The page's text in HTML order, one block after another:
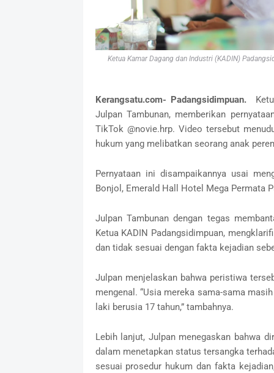
Ketua Kamar Dagang dan Industri (KADIN)
Kerangsatu.com- Padangsidimpuan.
Julpan Tambunan, memberikan
TikTok @novie.hrp. Video tersebut
hukum yang melibatkan seorang anak
Pernyataan ini disampaikannya usai
Bonjol, Emerald Hall Hotel Mega Permata
Julpan Tambunan dengan tegas
Ketua KADIN Padangsidimpuan,
dan tidak sesuai dengan fakta kejadian
Julpan menjelaskan bahwa peristiwa
mengenal. “Usia mereka sama-sama
laki berusia 17 tahun,” tambahnya.
Lebih lanjut, Julpan menegaskan bahwa
dalam menetapkan status tersangka
sesuai prosedur hukum dan fakta